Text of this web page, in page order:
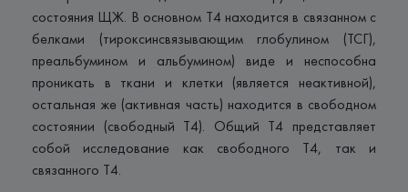
состояния ЩЖ. В основном Т4 находится в связанном с
белками (тироксинсвязывающим глобулином (ТСГ),
преальбумином и альбумином) виде и неспособна
проникать в ткани и клетки (является неактивной),
остальная же (активная часть) находится в свободном
состоянии (свободный Т4). Общий Т4 представляет
собой исследование как свободного Т4, так и
связанного Т4.